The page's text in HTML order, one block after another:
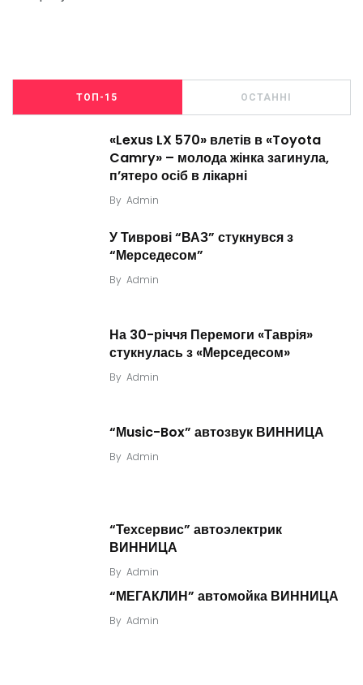
ТОП-15 ОСТАННІ
«Lexus LX 570» влетів в «Toyota
Camry» – молода жінка загинула,
п’ятеро осіб в лікарні
By Admin
У Тиврові “ВАЗ” стукнувся з
“Мерседесом”
By Admin
На 30-річчя Перемоги «Таврія»
стукнулась з «Мерседесом»
By Admin
“Мusic-Box” автозвук ВИННИЦА
By Admin
“Техсервис” автоэлектрик
ВИННИЦА
By Admin
“МЕГАКЛИН” автомойка ВИННИЦА
By Admin